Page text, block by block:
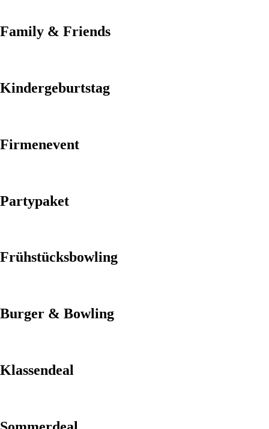
Family & Friends
Kindergeburtstag
Firmenevent
Partypaket
Frühstücksbowling
Burger & Bowling
Klassendeal